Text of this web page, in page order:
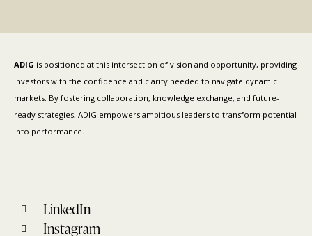
ADIG is positioned at this intersection of vision and opportunity, providing
investors with the confidence and clarity needed to navigate dynamic
markets. By fostering collaboration, knowledge exchange, and future-
ready strategies, ADIG empowers ambitious leaders to transform potential
into performance.
LinkedIn
Instagram